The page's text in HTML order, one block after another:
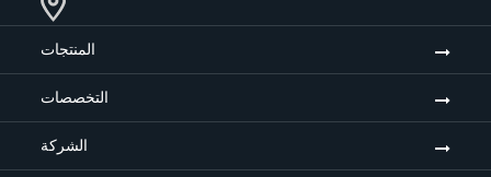
المنتجات
التخصصات
الشركة